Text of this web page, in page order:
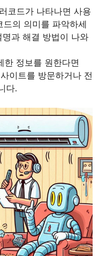
코드가 나타나면 사용
의 의미를 파악하세
과 해결 방법이 나와
한 정보를 원한다면
이트를 방문하거나 전
다.